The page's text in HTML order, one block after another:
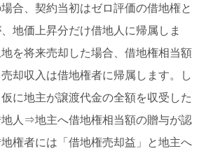
合、契約当初はゼロ評価の借地権と
地価上昇分だけ借地人に帰属しま
を将来売却した場合、借地権相当額
却収入は借地権者に帰属します。し
に地主が譲渡代金の全額を収受した
人⇒地主へ借地権相当額の贈与が認
権者には「借地権売却益」と地主へ